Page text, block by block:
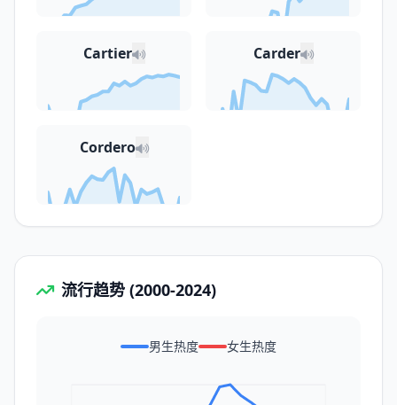
Cartier Carder
Cordero
流行趋势 (2000-2024)
男生热度 女生热度